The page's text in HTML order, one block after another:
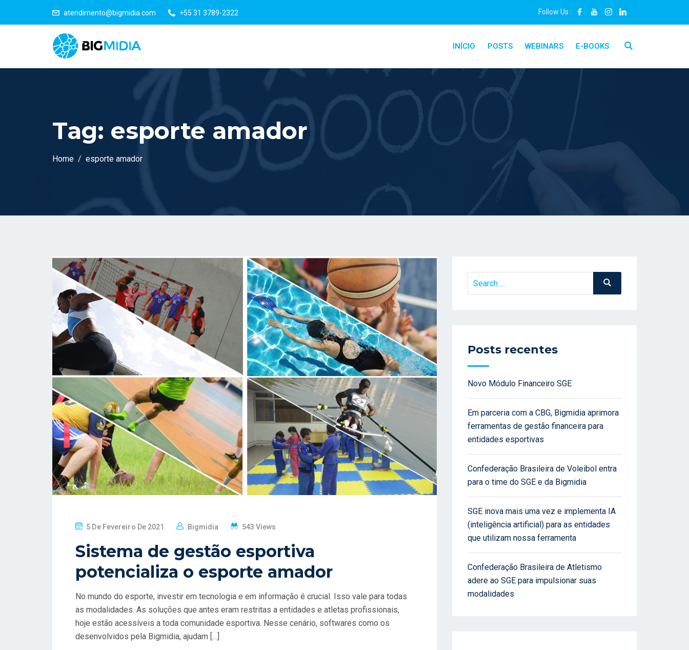
atendimento@bigmidia.com +55 31 3789-2322 Follow Us :
INÍCIO POSTS WEBINARS E-BOOKS
Tag: esporte amador
Home esporte amador
P
S
E
N
5 De Fevereiro De 2021 Bigmidia 543 Views
Sistema de gestão esportiva
potencializa o esporte amador
No mundo do esporte, investir em tecnologia e em informação é crucial. Isso vale para todas
as modalidades. As soluções que antes eram restritas a entidades e atletas profissionais,
hoje estão acessíveis a toda comunidade esportiva. Nesse cenário, softwares como os
desenvolvidos pela Bigmidia, ajudam […]
Search
Search
Posts recentes
Novo Módulo Financeiro SGE
Em parceria com a CBG, Bigmidia aprimora
ferramentas de gestão financeira para
entidades esportivas
Confederação Brasileira de Voleibol entra
para o time do SGE e da Bigmidia
SGE inova mais uma vez e implementa IA
(inteligência artificial) para as entidades
que utilizam nossa ferramenta
Confederação Brasileira de Atletismo
adere ao SGE para impulsionar suas
modalidades
Close